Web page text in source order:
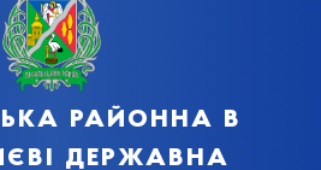
районна в
державна